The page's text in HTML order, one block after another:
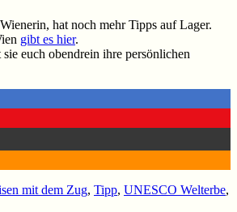
hat noch mehr Tipps auf Lager.
gibt es hier.
sie euch obendrein ihre persönlichen
mit dem Zug, Tipp, UNESCO Welterbe,